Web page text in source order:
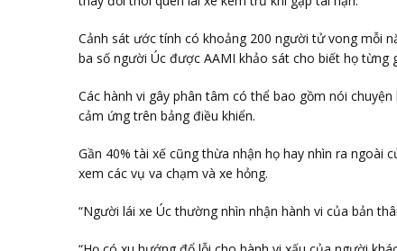
Cảnh sát ước tính có khoảng 200 người tử vong mỗi
ba số người Úc được AAMI khảo sát cho biết họ từng
Các hành vi gây phân tâm có thể bao gồm nói
cảm ứng trên bảng điều khiển.
Gần 40% tài xế cũng thừa nhận họ hay nhìn ra ngoài
xem các vụ va chạm và xe hỏng.
“Người lái xe Úc thường nhìn nhận hành vi của bản